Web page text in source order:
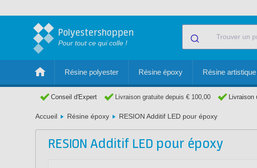
Polyestershoppen
Pour tout ce qui colle !
Résine polyester Résine époxy Résine artistique
Conseil d'Expert Livraison gratuite depuis € 100,00 Livraison
Accueil Résine époxy RESION Additif LED pour époxy
RESION Additif LED pour époxy